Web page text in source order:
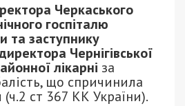
Черкаського
госпіталю
та заступнику
Чернігівської
лікарні за
що спричинила
(ч.2 ст 367 КК України).